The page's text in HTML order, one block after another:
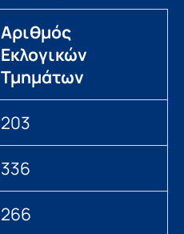
Αριθμός
Εκλογικών
Τμημάτων
203
336
266